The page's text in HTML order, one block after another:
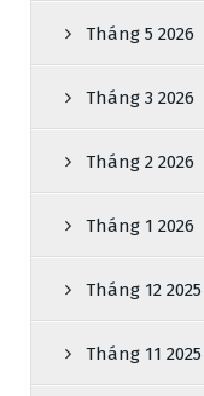
Tháng 5 2026
Tháng 3 2026
Tháng 2 2026
Tháng 1 2026
Tháng 12 2025
Tháng 11 2025